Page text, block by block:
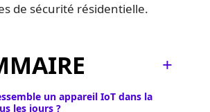
de sécurité résidentielle.
un appareil IoT dans la
les jours ?